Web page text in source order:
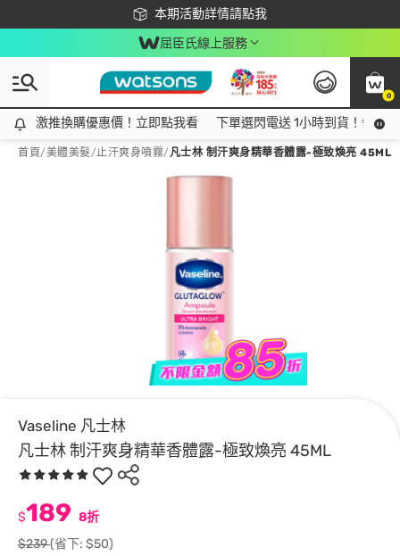
本期活動詳情請點我
下載app最高回饋$350
屈臣氏線上服務
0
激推換購優惠價！立即點我看
激推換購優惠價！立即點我看 下單選閃電送 1小時到貨！領神
首頁/美體美髮/止汗爽身噴霧/凡士林 制汗爽身精華香體露-極致煥亮 45ML
Vaseline 凡士林
凡士林 制汗爽身精華香體露-極致煥亮 45ML
$189 8折
$239(省下: $50)